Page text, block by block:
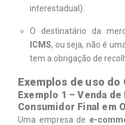
interestadual).
O destinatário da
ICMS, ou seja, não é
tem a obrigação de
Exemplos de uso do
Exemplo 1 – Venda
Consumidor Final em
Uma empresa de e-